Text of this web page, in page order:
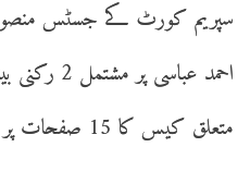
سپریم کورٹ کے جسٹس
احمد
متعلق کیس کا 15 صفحات پر مشتمل فیصلہ جاری کیا۔